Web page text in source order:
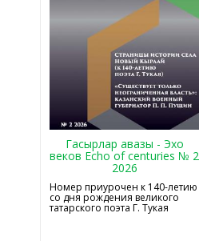
Гасырлар авазы - Эхо
веков Echo of centuries № 2
2026
Номер приурочен к 140-летию
со дня рождения великого
татарского поэта Г. Тукая